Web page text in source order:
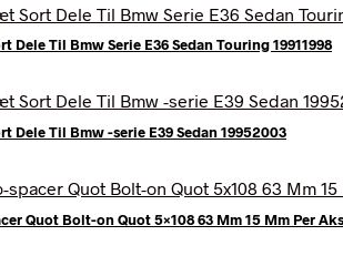
Dele Til Bmw Serie E36 Sedan Touring 19911998
Dele Til Bmw -serie E39 Sedan 19952003
Quot Bolt-on Quot 5×108 63 Mm 15 Mm Per